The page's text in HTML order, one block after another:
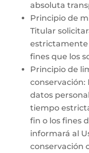
absoluta
Principio de
Titular
estrictamente
fines que los
Principio de
conservación:
datos
tiempo
fin o los fines
informará al
conservación